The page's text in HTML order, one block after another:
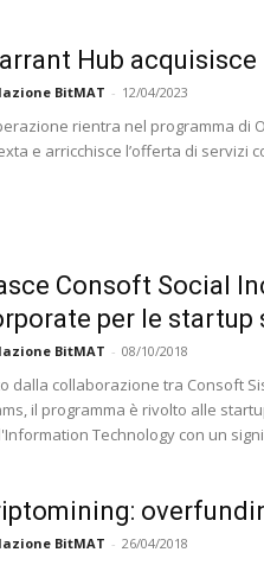
Hub acquisisce
BitMAT - 12/04/2023
rientra nel programma di
e arricchisce l’offerta di servizi
Consoft Social
per le startup
BitMAT - 08/10/2018
dalla collaborazione tra Consoft
il programma è rivolto alle
Technology con un
BitMAT - 26/04/2018